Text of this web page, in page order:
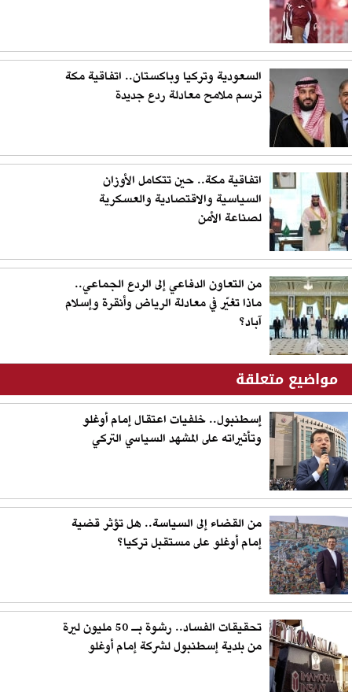
السعودية وتركيا وباكستان.. اتفاقية مكة
ترسم ملامح معادلة ردع جديدة
اتفاقية مكة.. حين تتكامل الأوزان
السياسية والاقتصادية والعسكرية
لصناعة الأمن
من التعاون الدفاعي إلى الردع الجماعي..
ماذا تغيّر في معادلة الرياض وأنقرة وإسلام
آباد؟
مواضيع متعلقة
إسطنبول.. خلفيات اعتقال إمام أوغلو
وتأثيراته على المشهد السياسي التركي
من القضاء إلى السياسة.. هل تؤثر قضية
إمام أوغلو على مستقبل تركيا؟
تحقيقات الفساد.. رشوة بـ 50 مليون ليرة
من بلدية إسطنبول لشركة إمام أوغلو